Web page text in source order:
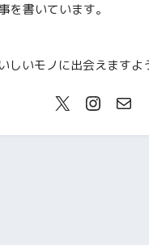
を書いています。
しいモノに出会えますよ